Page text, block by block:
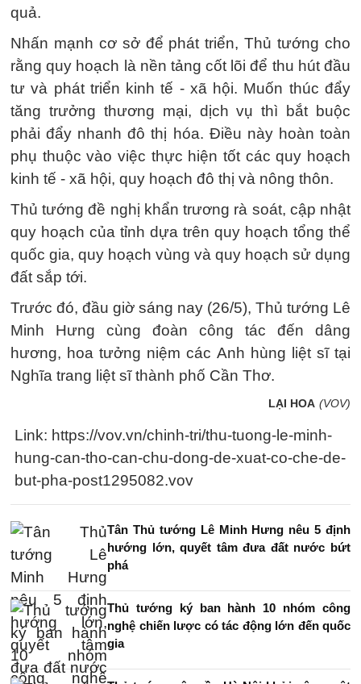
quả.
Nhấn mạnh cơ sở để phát triển, Thủ tướng cho
rằng quy hoạch là nền tảng cốt lõi để thu hút đầu
tư và phát triển kinh tế - xã hội. Muốn thúc đẩy
tăng trưởng thương mại, dịch vụ thì bắt buộc
phải đẩy nhanh đô thị hóa. Điều này hoàn toàn
phụ thuộc vào việc thực hiện tốt các quy hoạch
kinh tế - xã hội, quy hoạch đô thị và nông thôn.
Thủ tướng đề nghị khẩn trương rà soát, cập nhật
quy hoạch của tỉnh dựa trên quy hoạch tổng thể
quốc gia, quy hoạch vùng và quy hoạch sử dụng
đất sắp tới.
Trước đó, đầu giờ sáng nay (26/5), Thủ tướng Lê
Minh Hưng cùng đoàn công tác đến dâng
hương, hoa tưởng niệm các Anh hùng liệt sĩ tại
Nghĩa trang liệt sĩ thành phố Cần Thơ.
LẠI HOA (VOV)
Link: https://vov.vn/chinh-tri/thu-tuong-le-minh-
hung-can-tho-can-chu-dong-de-xuat-co-che-de-
but-pha-post1295082.vov
Tân Thủ tướng Lê Minh Hưng nêu 5 định
hướng lớn, quyết tâm đưa đất nước bứt
phá
Thủ tướng ký ban hành 10 nhóm công
nghệ chiến lược có tác động lớn đến quốc
gia